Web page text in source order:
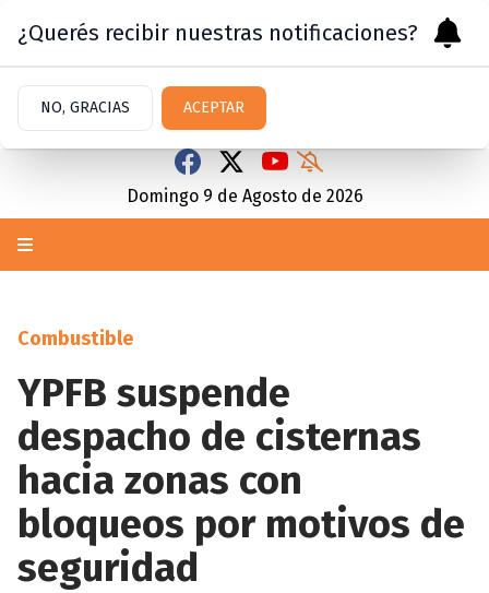
Domingo 9 de Agosto de 2026
Combustible
YPFB suspende
despacho de cisternas
hacia zonas con
bloqueos por motivos de
seguridad
¿Querés recibir nuestras notificaciones?
NO, GRACIAS ACEPTAR